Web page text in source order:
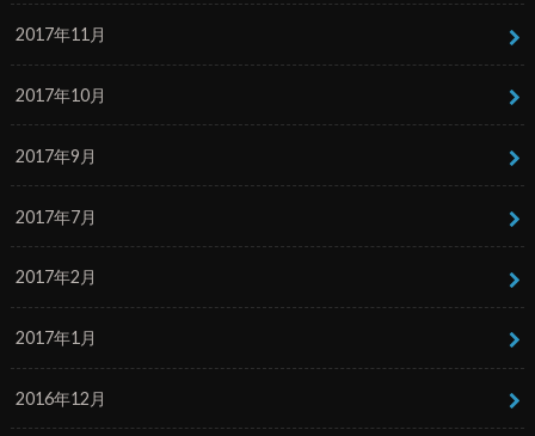
2017年11月
2017年10月
2017年9月
2017年7月
2017年2月
2017年1月
2016年12月